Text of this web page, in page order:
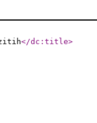
</dc:title>